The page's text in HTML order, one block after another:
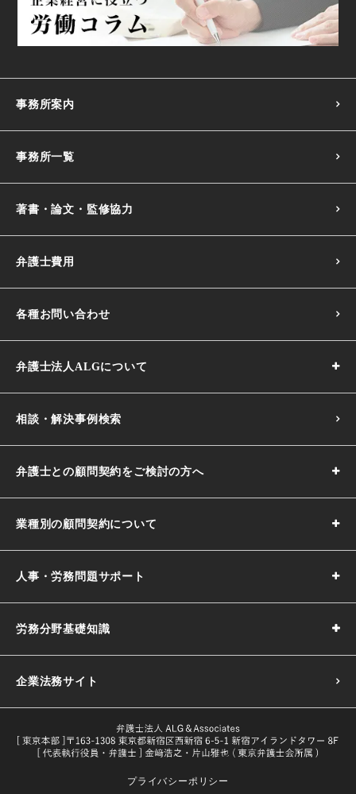
事務所案内
事務所一覧
著書・論文・監修協力
弁護士費用
各種お問い合わせ
弁護士法人ALGについて
相談・解決事例検索
弁護士との顧問契約をご検討の方へ
業種別の顧問契約について
人事・労務問題サポート
労務分野基礎知識
採用基準の決め方｜5つのポイントや注意点などわかりやす
企業法務サイト
プライバシーポリシー